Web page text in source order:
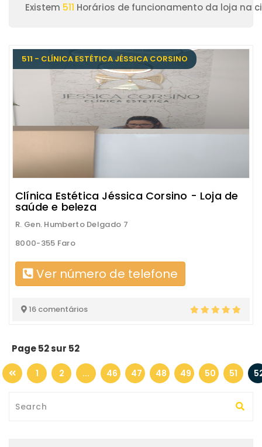
Existem 511 Horários de funcionamento da loja na
511 - CLÍNICA ESTÉTICA JÉSSICA CORSINO
Clínica Estética Jéssica Corsino - Loja de
saúde e beleza
R. Gen. Humberto Delgado 7
8000-355 Faro
Ver número de telefone
16 comentários
Page 52 sur 52
1 2 ... 46 47 48 49 50 51